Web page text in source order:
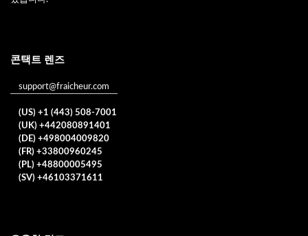
콘택트 렌즈
support@fraicheur.com
(US) +1 (443) 508-7001
(UK) +442080891401
(DE) +498004009820
(FR) +33800960245
(PL) +48800005495
(SV) +46103371611